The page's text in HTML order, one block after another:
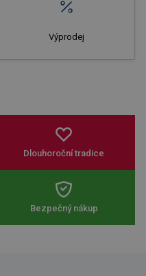
Výprodej
Dlouhoroční tradice
Bezpečný nákup